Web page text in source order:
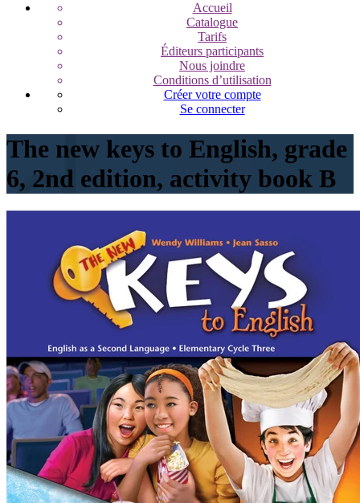
Accueil
Catalogue
Tarifs
Éditeurs participants
Nous joindre
Conditions d’utilisation
Créer votre compte
Se connecter
The new keys to English, grade
6, 2nd edition, activity book B